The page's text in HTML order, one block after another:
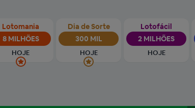
Lotomania
8 MILHÕES
HOJE
Dia de Sorte
300 MIL
HOJE
Lotofácil
2 MILHÕES
HOJE